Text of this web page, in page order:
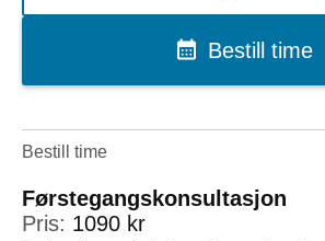
Bestill time
Bestill time
Førstegangskonsultasjon
Pris: 1090 kr